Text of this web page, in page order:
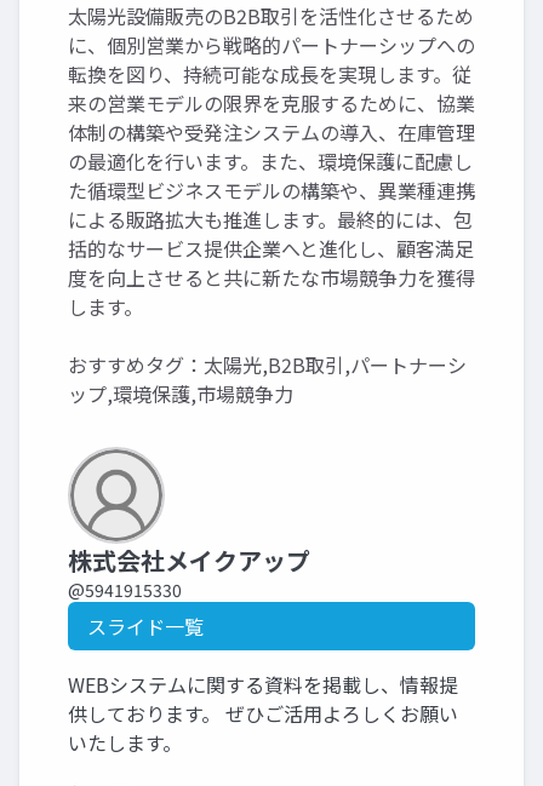
太陽光設備販売のB2B取引を活性化させるため
に、個別営業から戦略的パートナーシップへの
転換を図り、持続可能な成長を実現します。従
来の営業モデルの限界を克服するために、協業
体制の構築や受発注システムの導入、在庫管理
の最適化を行います。また、環境保護に配慮し
た循環型ビジネスモデルの構築や、異業種連携
による販路拡大も推進します。最終的には、包
括的なサービス提供企業へと進化し、顧客満足
度を向上させると共に新たな市場競争力を獲得
します。
おすすめタグ：太陽光,B2B取引,パートナーシ
ップ,環境保護,市場競争力
株式会社メイクアップ
@5941915330
スライド一覧
WEBシステムに関する資料を掲載し、情報提
供しております。 ぜひご活用よろしくお願い
いたします。